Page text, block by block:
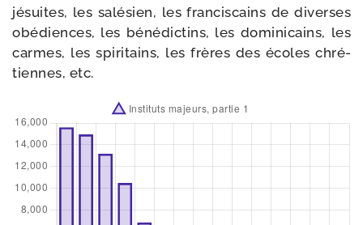
jésuites, les salé­sien, les fran­cis­cains de diverses
obé­diences, les béné­dic­tins, les domi­ni­cains, les
carmes, les spi­ri­tains, les frères des écoles chré­
tiennes, etc.